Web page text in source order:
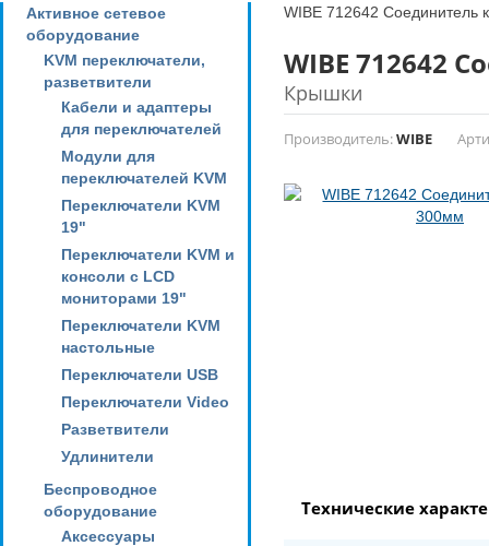
Активное сетевое
оборудование
KVM переключатели,
разветвители
Кабели и адаптеры
для переключателей
Модули для
переключателей KVM
Переключатели KVM
19"
Переключатели KVM и
консоли с LCD
мониторами 19"
Переключатели KVM
настольные
Переключатели USB
Переключатели Video
Разветвители
Удлинители
Беспроводное
оборудование
Аксессуары
WIBE 712642 Соединитель
WIBE 712642
Крышки
Производитель:WIBE
Технические